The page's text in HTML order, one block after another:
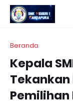
Beranda
Kepala
Pemilihan